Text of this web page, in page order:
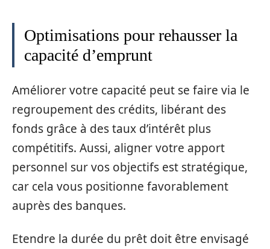
Optimisations pour rehausser la
capacité d’emprunt
Améliorer votre capacité peut se faire via le
regroupement des crédits, libérant des
fonds grâce à des taux d’intérêt plus
compétitifs. Aussi, aligner votre apport
personnel sur vos objectifs est stratégique,
car cela vous positionne favorablement
auprès des banques.
Etendre la durée du prêt doit être envisagé